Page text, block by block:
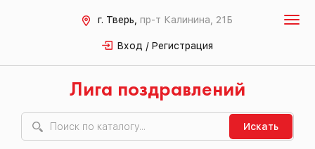
г. Тверь, пр-т Калинина, 21Б
Вход / Регистрация
Лига поздравлений
Искать